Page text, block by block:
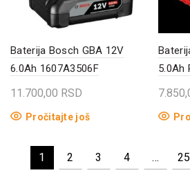
Baterija Bosch GBA 12V
6.0Ah 1607A3506F
11.700,00 RSD
Pročitajte još
5.0Ah
1 2 3 4 … 25